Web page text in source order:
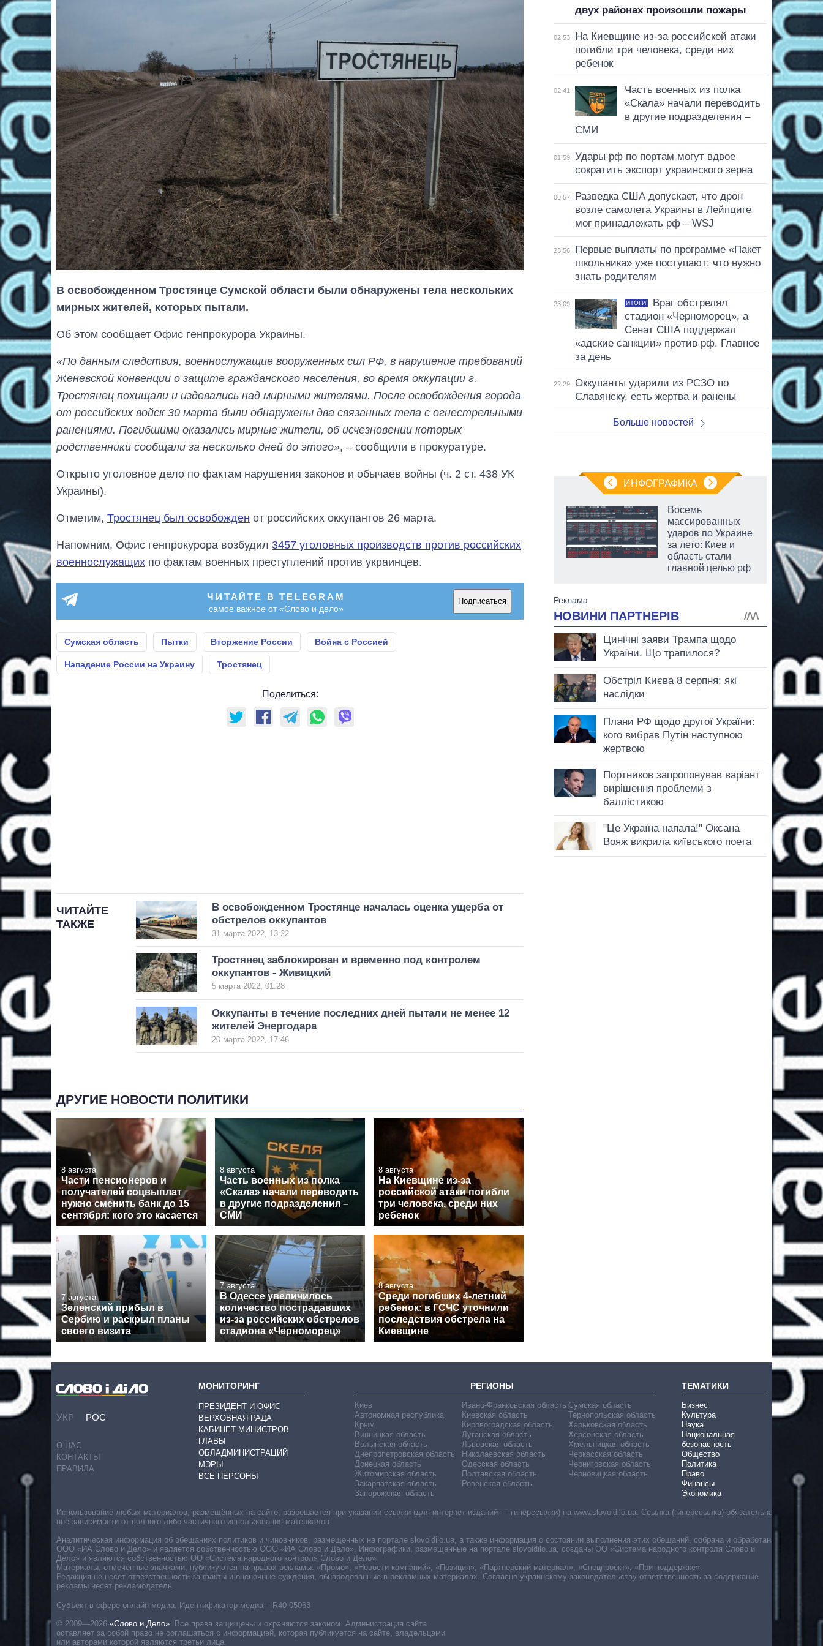
В освобожденном Тростянце Сумской области были обнаружены тела нескольких
мирных жителей, которых пытали.
Об этом сообщает Офис генпрокурора Украины.
«По данным следствия, военнослужащие вооруженных сил РФ, в нарушение требований
Женевской конвенции о защите гражданского населения, во время оккупации г.
Тростянец похищали и издевались над мирными жителями. После освобождения города
от российских войск 30 марта были обнаружены два связанных тела с огнестрельными
ранениями. Погибшими оказались мирные жители, об исчезновении которых
родственники сообщали за несколько дней до этого», – сообщили в прокуратуре.
Открыто уголовное дело по фактам нарушения законов и обычаев войны (ч. 2 ст. 438 УК
Украины).
Отметим, Тростянец был освобожден от российских оккупантов 26 марта.
Напомним, Офис генпрокурора возбудил 3457 уголовных производств против российских
военнослужащих по фактам военных преступлений против украинцев.
ЧИТАЙТЕ В TELEGRAM
самое важное от «Слово и дело»
Подписаться
Сумская область Пытки Вторжение России Война с Россией
Нападение России на Украину Тростянец
Поделиться:
ЧИТАЙТЕ
ТАКЖЕ
В освобожденном Тростянце началась оценка ущерба от
обстрелов оккупантов
31 марта 2022, 13:22
Тростянец заблокирован и временно под контролем
оккупантов - Живицкий
5 марта 2022, 01:28
Оккупанты в течение последних дней пытали не менее 12
жителей Энергодара
20 марта 2022, 17:46
ДРУГИЕ НОВОСТИ ПОЛИТИКИ
8 августа
Части пенсионеров и
получателей соцвыплат
нужно сменить банк до 15
сентября: кого это касается
8 августа
Часть военных из полка
«Скала» начали переводить
в другие подразделения –
СМИ
8 августа
На Киевщине из-за
российской атаки погибли
три человека, среди них
ребенок
7 августа
Зеленский прибыл в
Сербию и раскрыл планы
своего визита
7 августа
В Одессе увеличилось
количество пострадавших
из-за российских обстрелов
стадиона «Черноморец»
8 августа
Среди погибших 4-летний
ребенок: в ГСЧС уточнили
последствия обстрела на
Киевщине
двух районах произошли пожары
02:53
На Киевщине из-за российской атаки
погибли три человека, среди них
ребенок
02:41
Часть военных из полка
«Скала» начали переводить
в другие подразделения –
СМИ
01:59
Удары рф по портам могут вдвое
сократить экспорт украинского зерна
00:57
Разведка США допускает, что дрон
возле самолета Украины в Лейпциге
мог принадлежать рф – WSJ
23:56
Первые выплаты по программе «Пакет
школьника» уже поступают: что нужно
знать родителям
23:09 ИТОГИ
Враг обстрелял
стадион «Черноморец», а
Сенат США поддержал
«адские санкции» против рф. Главное
за день
22:29
Оккупанты ударили из РСЗО по
Славянску, есть жертва и ранены
Больше новостей
ИНФОГРАФИКА
должность
Восемь
массированных
ударов по Украине
за лето: Киев и
область стали
главной целью рф
УКР РОС
О НАС
КОНТАКТЫ
ПРАВИЛА
МОНИТОРИНГ
ПРЕЗИДЕНТ И ОФИС
ВЕРХОВНАЯ РАДА
КАБИНЕТ МИНИСТРОВ
ГЛАВЫ
ОБЛАДМИНИСТРАЦИЙ
МЭРЫ
ВСЕ ПЕРСОНЫ
РЕГИОНЫ
Киев
Автономная республика
Крым
Винницкая область
Волынская область
Днепропетровская область
Донецкая область
Житомирская область
Закарпатская область
Запорожская область
Ивано-Франковская область
Киевская область
Кировоградская область
Луганская область
Львовская область
Николаевская область
Одесская область
Полтавская область
Ровенская область
Сумская область
Тернопольская область
Харьковская область
Херсонская область
Хмельницкая область
Черкасская область
Черниговская область
Черновицкая область
ТЕМАТИКИ
Бизнес
Культура
Наука
Национальная
безопасность
Общество
Политика
Право
Финансы
Экономика
Субъект в сфере онлайн-медиа. Идентификатор медиа – R40-05063
© 2009—2026 «Слово и Дело». Все права защищены и охраняются законом. Администрация сайта
оставляет за собой право не соглашаться с информацией, которая публикуется на сайте, владельцами
или авторами которой являются третьи лица.
Использование любых материалов, размещённых на сайте, разрешается при указании ссылки (для интернет-изданий — гиперссылки) на www.slovoidilo.ua. Ссылка (гиперссылка) обязательна
вне зависимости от полного либо частичного использования материалов.
Аналитическая информация об обещаниях политиков и чиновников, размещенных на портале slovoidilo.ua, а также информация о состоянии выполнения этих обещаний, собрана и обработана
ООО «ИА Слово и Дело» и является собственностью ООО «ИА Слово и Дело». Инфографики, размещенные на портале slovoidilo.ua, созданы ОО «Система народного контроля Слово и
Дело» и являются собственностью ОО «Система народного контроля Слово и Дело».
Материалы, отмеченные значками, публикуются на правах рекламы: «Промо», «Новости компаний», «Позиция», «Партнерский материал», «Спецпроект», «При поддержке».
Редакция не несет ответственности за факты и оценочные суждения, обнародованные в рекламных материалах. Согласно украинскому законодательству ответственность за содержание
рекламы несет рекламодатель.